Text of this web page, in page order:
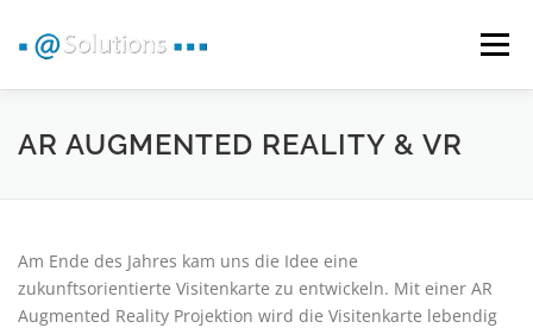
Inhalt
springen
Menü
VR 360° RUNDGANG GOOGLE RUNDGANG
KONTAKT
AR AUGMENTED REALITY & VR
Am Ende des Jahres kam uns die Idee eine
zukunftsorientierte Visitenkarte zu entwickeln. Mit einer AR
Augmented Reality Projektion wird die Visitenkarte lebendig